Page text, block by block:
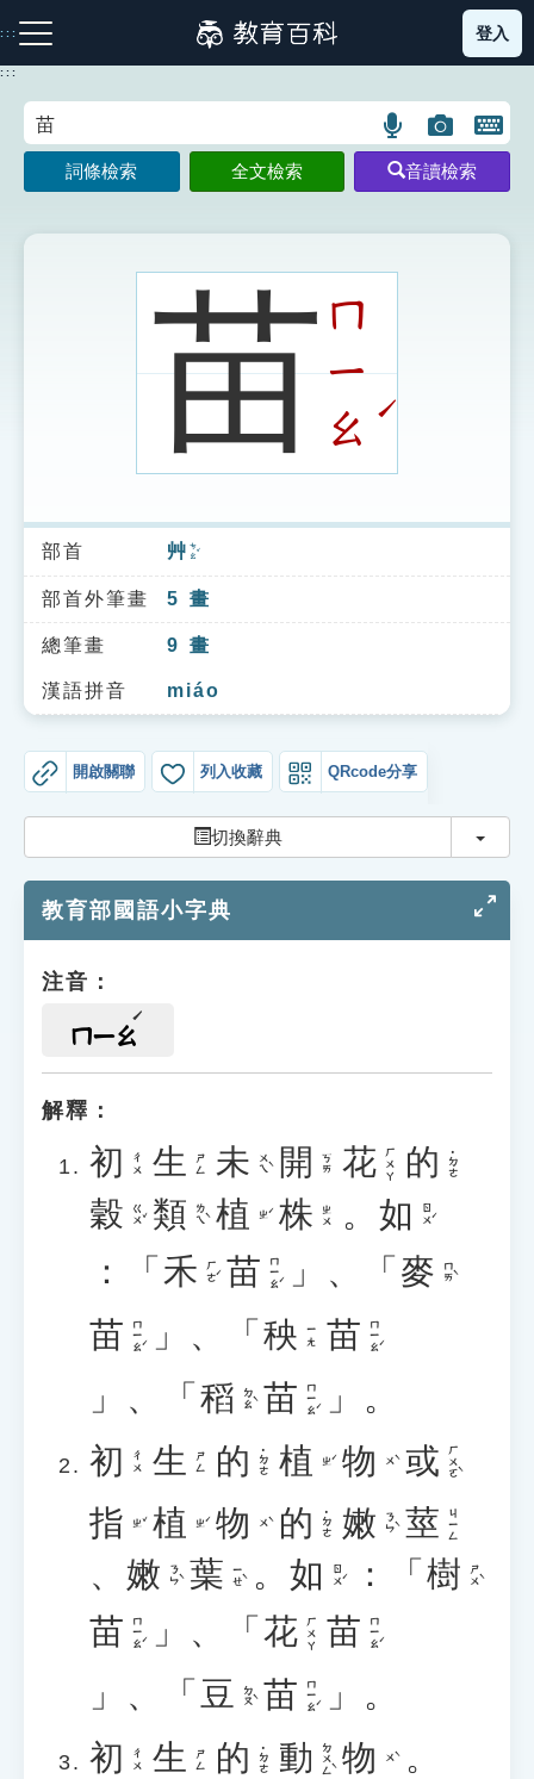
到
主
:::
注音索引圖示 筆畫索引圖示 部首索引表圖示
索引選單
知識索引
單字索引
生命大百科索引
遊戲專區
教學應用
貓頭鷹博士
登入
:::
語
言
搜
示
圖
片
搜
開
鍵
圖
詞條檢索 全文檢索 音讀檢索
苗ㄇ
ㄧ
ㄠ
ˊ
部首 艸 ㄘㄠˇ
部首外筆畫 5 畫
總筆畫 9 畫
漢語拼音 miáo
開啟關聯 列入收藏 QRcode分享
切換辭典 切換
教育部國語小字典
注音：
ㄇㄧㄠ
解釋：
初 ㄔㄨ 生 ㄕㄥ 未 ㄨㄟˋ 開 ㄎㄞ 花 ㄏㄨㄚ 的 ˙ㄉㄜ
穀 ㄍㄨˇ 類 ㄌㄟˋ 植 ㄓˊ 株 ㄓㄨ 。 如 ㄖㄨˊ
：「 禾 ㄏㄜˊ 苗 ㄇㄧㄠˊ 」、「 麥 ㄇㄞˋ
苗 ㄇㄧㄠˊ 」、「 秧 ㄧㄤ 苗 ㄇㄧㄠˊ
」、「 稻 ㄉㄠˋ 苗 ㄇㄧㄠˊ
」。
初 ㄔㄨ 生 ㄕㄥ 的 ˙ㄉㄜ 植 ㄓˊ 物 ㄨˋ 或 ㄏㄨㄛˋ
指 ㄓˇ 植 ㄓˊ 物 ㄨˋ 的 ˙ㄉㄜ 嫩 ㄋㄣˋ 莖 ㄐㄧㄥ
、 嫩 ㄋㄣˋ 葉 ㄧㄝˋ 。 如 ㄖㄨˊ ：「 樹 ㄕㄨˋ
苗 ㄇㄧㄠˊ 」、「 花 ㄏㄨㄚ 苗 ㄇㄧㄠˊ
」、「 豆 ㄉㄡˋ 苗 ㄇㄧㄠˊ
」。
初 ㄔㄨ 生 ㄕㄥ 的 ˙ㄉㄜ 動 ㄉㄨㄥˋ 物 ㄨˋ
。